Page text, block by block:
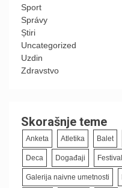
Sport
Správy
Știri
Uncategorized
Uzdin
Zdravstvo
Skorašnje teme
Anketa Atletika Balet
Deca Događaji Festival
Galerija naivne umetnosti